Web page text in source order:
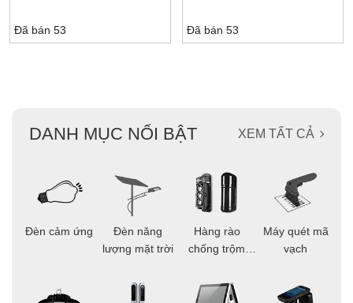
Đã bán 53 Đã bán 53
DANH MỤC NỔI BẬT XEM TẤT CẢ
Đèn cảm ứng
Đèn năng
lượng mặt trời
Hàng rào
chống trộm
Máy quét mã
vạch